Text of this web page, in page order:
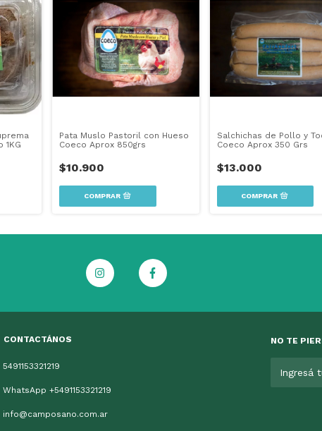
1KG
Pata Muslo Pastoril con Hueso
Coeco Aprox 850grs
$10.900
Salchichas de Pollo y
Coeco Aprox 350 Grs
$13.000
CONTACTÁNOS
5491153321219
WhatsApp +5491153321219
info@camposano.com.ar
NO TE